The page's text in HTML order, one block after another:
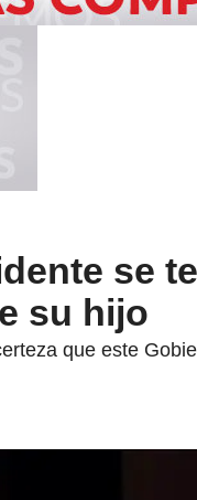
se
su hijo
que este